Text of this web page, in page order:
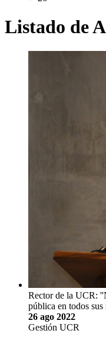
Listado de
Rector de la UCR:
pública en todos sus
26 ago 2022
Gestión UCR